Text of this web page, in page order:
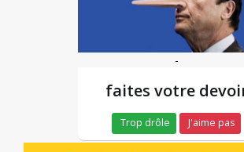
-
faites votre
Trop drôle J'aime pas